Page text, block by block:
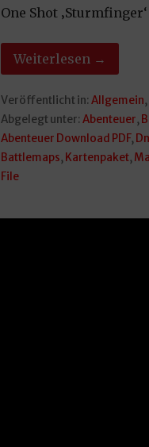
One Shot
Weiterlesen →
Veröffentlicht in:Allgemein,
Abgelegt unter:Abenteuer,
Abenteuer Download PDF,
Battlemaps, Kartenpaket,
File